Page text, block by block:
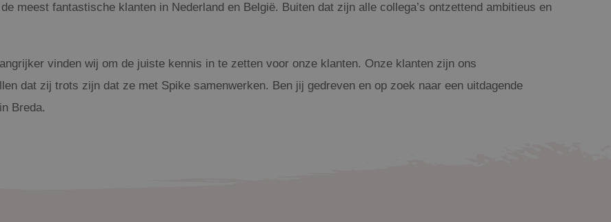
meest fantastische klanten in Nederland en België. Buiten dat zijn alle collega’s ontzettend ambitieus en
vinden wij om de juiste kennis in te zetten voor onze klanten. Onze klanten zijn ons
dat zij trots zijn dat ze met Spike samenwerken. Ben jij gedreven en op zoek naar een uitdagende
Breda.